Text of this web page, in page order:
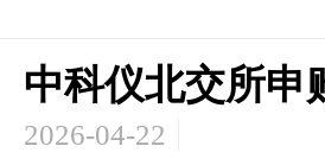
中科仪北交所申
2026-04-22